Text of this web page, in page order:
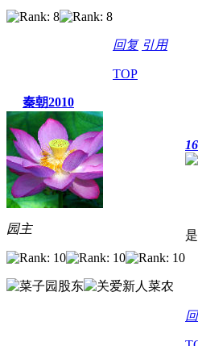
回复 引用
TOP
秦朝2010
园主
16